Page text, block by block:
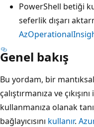
PowerShell betiği
seferlik dışarı
Genel bakış
Bu yordam, bir
çalıştırmanıza ve
kullanmanıza olanak
bağlayıcısını kullanır.